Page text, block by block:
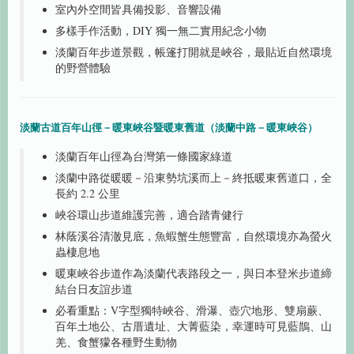
室內外空間皆具備投影、音響設備
多樣手作活動，DIY 獨一無二實用紀念小物
淡蘭百年步道景觀，帳篷打開就是峽谷，最貼近自然環境
的野營體驗
淡蘭古道百年山徑－暖東峽谷暨暖東舊道（淡蘭中路－暖東峽谷）
淡蘭百年山徑為台灣第一條國家綠道
淡蘭中路從暖暖－沿東勢坑溪而上－終抵暖東舊道口，全
長約 2.2 公里
峽谷環山步道維護完善，適合踏青健行
林蔭溪谷清澈見底，魚蝦蟹生態豐富，自然環境亦為螢火
蟲棲息地
暖東峽谷步道作為淡蘭代表路段之一，與日本登米步道締
結台日友誼步道
必看重點：V字型獨特峽谷、滑瀑、壺穴地形、雙扇蕨、
百年土地公、古厝遺址、大菁藍染，幸運時可見藍鵲、山
羌、食蟹獴各種野生動物